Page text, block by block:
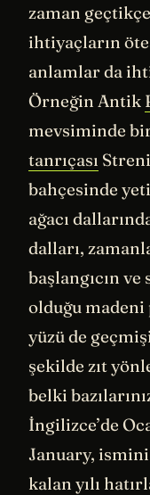
zaman
ihtiyaçların
anlamlar da
Örneğin Antik
mevsiminde
tanrıçası
bahçesinde
ağacı
dalları,
başlangıcın ve
olduğu madeni
yüzü de
şekilde zıt
belki
İngilizce’de
January,
kalan yılı